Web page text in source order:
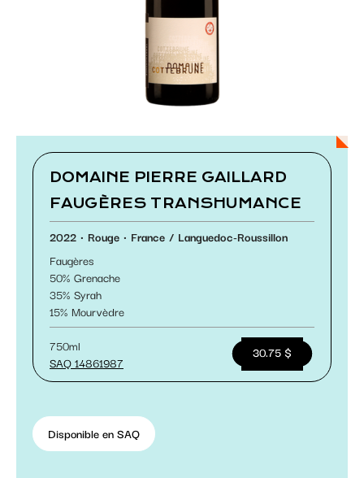
Paramétrer les cookies
DOMAINE PIERRE GAILLARD
FAUGÈRES TRANSHUMANCE
2022 Rouge France
Languedoc-Roussillon
Faugères
50
Grenache
35
Syrah
15
Mourvèdre
750ml
SAQ 14861987
30.75 $
Disponible en SAQ